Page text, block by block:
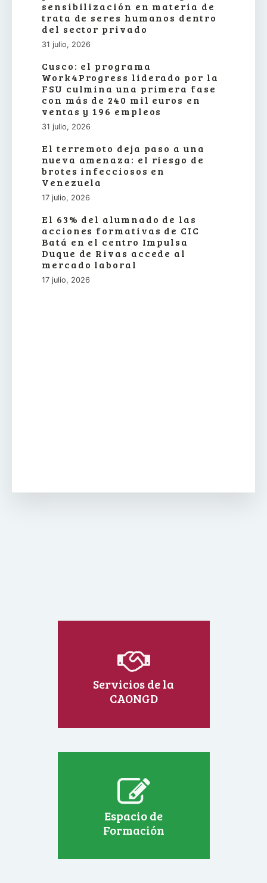
sensibilización en materia de
trata de seres humanos dentro
del sector privado
31 julio, 2026
Cusco: el programa
Work4Progress liderado por la
FSU culmina una primera fase
con más de 240 mil euros en
ventas y 196 empleos
31 julio, 2026
El terremoto deja paso a una
nueva amenaza: el riesgo de
brotes infecciosos en
Venezuela
17 julio, 2026
El 63% del alumnado de las
acciones formativas de CIC
Batá en el centro Impulsa
Duque de Rivas accede al
mercado laboral
17 julio, 2026
Servicios de la
CAONGD
Espacio de
Formación